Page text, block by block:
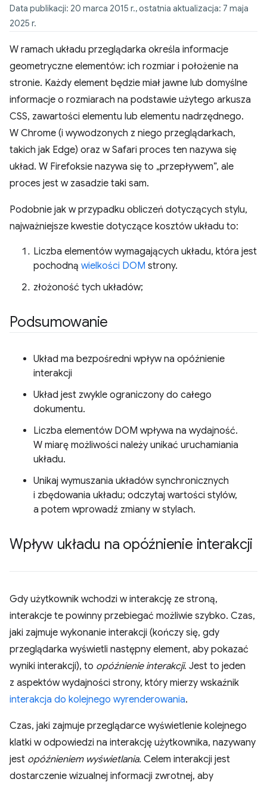
Data publikacji: 20 marca 2015 r., ostatnia aktualizacja: 7 maja
2025 r.
W ramach układu przeglądarka określa informacje
geometryczne elementów: ich rozmiar i położenie na
stronie. Każdy element będzie miał jawne lub domyślne
informacje o rozmiarach na podstawie użytego arkusza
CSS, zawartości elementu lub elementu nadrzędnego.
W Chrome (i wywodzonych z niego przeglądarkach,
takich jak Edge) oraz w Safari proces ten nazywa się
układ. W Firefoksie nazywa się to „przepływem”, ale
proces jest w zasadzie taki sam.
Podobnie jak w przypadku obliczeń dotyczących stylu,
najważniejsze kwestie dotyczące kosztów układu to:
Liczba elementów wymagających układu, która jest
pochodną wielkości DOM strony.
złożoność tych układów;
Podsumowanie
Układ ma bezpośredni wpływ na opóźnienie
interakcji
Układ jest zwykle ograniczony do całego
dokumentu.
Liczba elementów DOM wpływa na wydajność.
W miarę możliwości należy unikać uruchamiania
układu.
Unikaj wymuszania układów synchronicznych
i zbędowania układu; odczytaj wartości stylów,
a potem wprowadź zmiany w stylach.
Wpływ układu na opóźnienie interakcji
Gdy użytkownik wchodzi w interakcję ze stroną,
interakcje te powinny przebiegać możliwie szybko. Czas,
jaki zajmuje wykonanie interakcji (kończy się, gdy
przeglądarka wyświetli następny element, aby pokazać
wyniki interakcji), to opóźnienie interakcji. Jest to jeden
z aspektów wydajności strony, który mierzy wskaźnik
interakcja do kolejnego wyrenderowania.
Czas, jaki zajmuje przeglądarce wyświetlenie kolejnego
klatki w odpowiedzi na interakcję użytkownika, nazywany
jest opóźnieniem wyświetlania. Celem interakcji jest
dostarczenie wizualnej informacji zwrotnej, aby